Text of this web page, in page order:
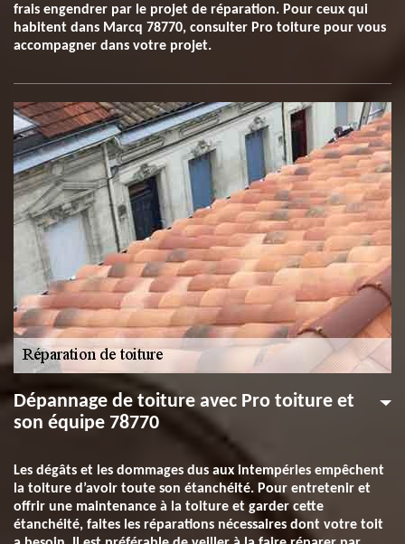
frais engendrer par le projet de réparation. Pour ceux qui
habitent dans Marcq 78770, consulter Pro toiture pour vous
accompagner dans votre projet.
Dépannage de toiture avec Pro toiture et
son équipe 78770
Les dégâts et les dommages dus aux intempéries empêchent
la toiture d’avoir toute son étanchéité. Pour entretenir et
offrir une maintenance à la toiture et garder cette
étanchéité, faites les réparations nécessaires dont votre toit